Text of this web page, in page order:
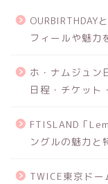
OURBIRTHDAY
フィールや魅力
ホ・ナムジュン
日程・チケット
FTISLAND「
ングルの魅力と
TWICE東京ド